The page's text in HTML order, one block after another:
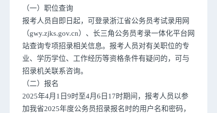
（一）职位查询
报考人员自即日起，可登录浙江省公务员考试录用网
（gwy.zjks.gov.cn）、长三角公务员考录一体化平台网
站查询专项招录相关信息。报考人员对有关职位的专
业、学历学位、工作经历等资格条件有疑问的，可与
招录机关联系咨询。
（二）报名
2025年4月1日9时至4月6日17时期间，报考人员以参
加我省2025年度公务员招录报名时的用户名和密码，